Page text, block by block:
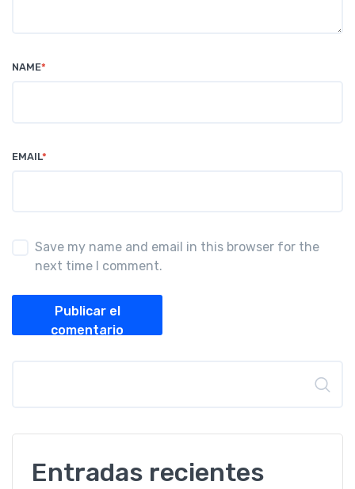
NAME*
EMAIL*
Save my name and email in this browser for the
next time I comment.
Publicar el
comentario
Entradas recientes